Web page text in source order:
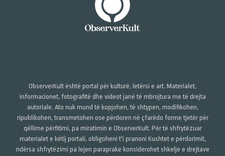
ObserverKult është portal për kulturë, letërsi e art. Materialet,
informacionet, fotografitë dhe videot janë të mbrojtura me të drejta
autoriale. Ato nuk mund të kopjohen, të shtypen, modifikohen,
ripublikohen, transmetohen ose përdoren në çfarëdo forme tjetër për
qëllime përfitimi, pa miratimin e ObserverKult. Për të shfrytëzuar
materialet e këtij portali, obligoheni t'i pranoni Kushtet e përdorimit,
ndërsa shfrytëzimi pa lejen paraprake konsiderohet shkelje e drejtave